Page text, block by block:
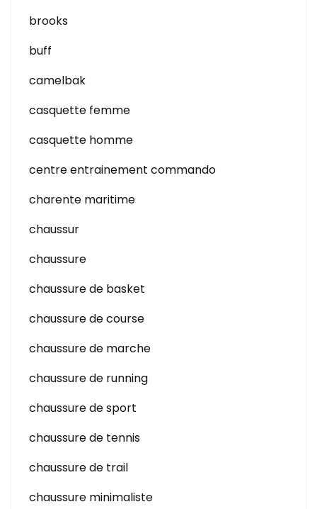
brooks
buff
camelbak
casquette femme
casquette homme
centre entrainement commando
charente maritime
chaussur
chaussure
chaussure de basket
chaussure de course
chaussure de marche
chaussure de running
chaussure de sport
chaussure de tennis
chaussure de trail
chaussure minimaliste